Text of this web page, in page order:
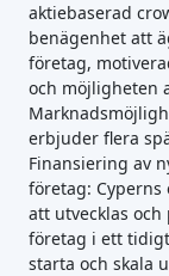
aktiebaserad
benägenhet att
företag,
och möjligheten
erbjuder flera
Finansiering av
företag:
att utvecklas
företag i ett
starta och skala